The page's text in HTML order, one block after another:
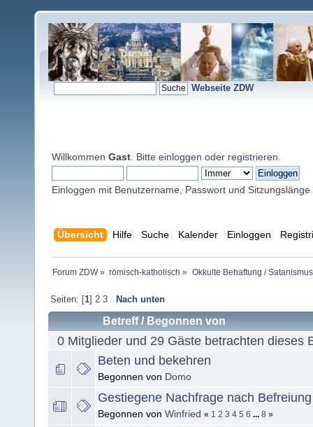
Webseite ZDW
Willkommen Gast . Bitte einloggen oder registrieren
Einloggen mit Benutzername, Passwort und Sitzungslänge
Übersicht Hilfe Suche Kalender Einloggen
Forum ZDW» römisch-katholisch » Okkulte Behaftung /
Seiten: [1] 2 3 Nach unten
Betreff/ Begonnen von
0 Mitglieder und 29 Gäste betrachten dieses
Beten und bekehren
Begonnen von Domo
Gestiegene Nachfrage nach
Begonnen von Winfried « 1 2 3 4 5 6 ... 8 »